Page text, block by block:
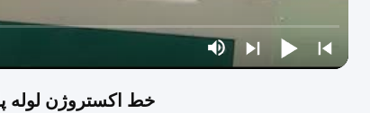
خط اکستروژن لوله